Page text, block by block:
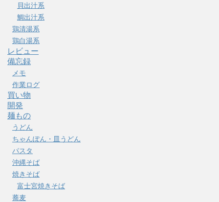
貝出汁系
鯛出汁系
鶏清湯系
鶏白湯系
レビュー
備忘録
メモ
作業ログ
買い物
開発
麺もの
うどん
ちゃんぽん・皿うどん
パスタ
沖縄そば
焼きそば
富士宮焼きそば
蕎麦